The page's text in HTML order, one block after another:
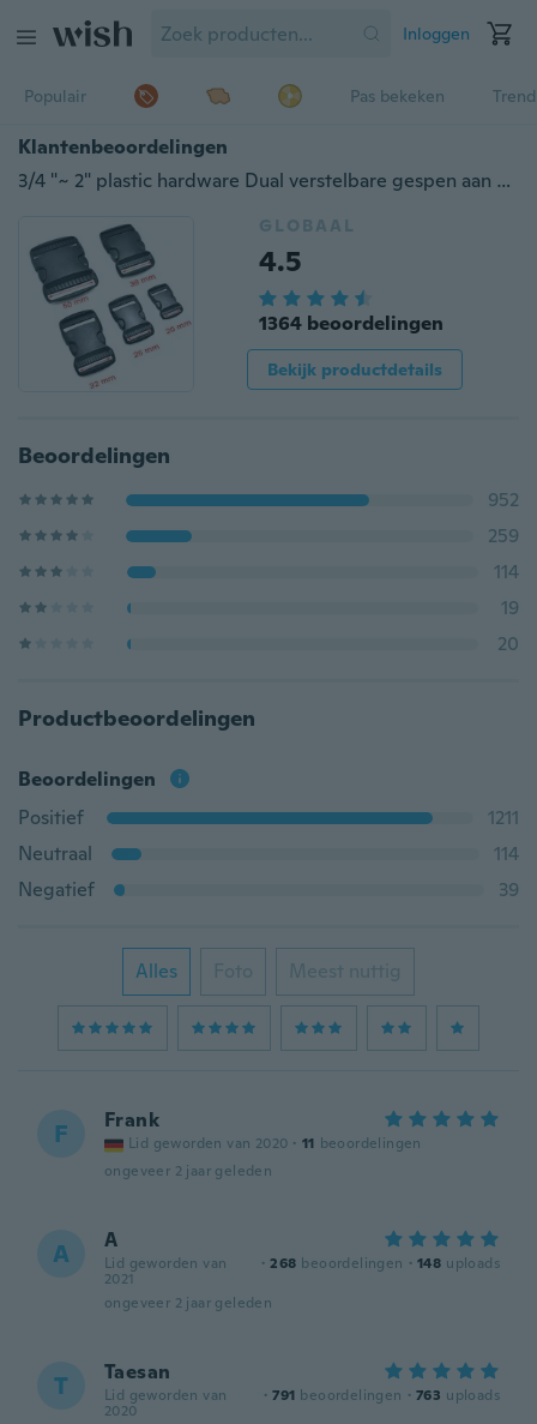
Inloggen
Populair Pas bekeken
Klantenbeoordelingen
3/4 "~ 2" plastic hardware Dual verstelbare gespen aan de zijkant Molle Tatical rugzak riemtas onderdelen riem singelband
GLOBAAL
4.5
1364 beoordelingen
Bekijk productdetails
Beoordelingen
952
259
114
19
20
Productbeoordelingen
Beoordelingen
Positief
1211
Neutraal
114
Negatief
39
Alles Foto Meest nuttig
F Frank
Lid geworden van 2020 · 11 beoordelingen
ongeveer 2 jaar geleden
A A
Lid geworden van
2021
· 268 beoordelingen · 148 uploads
ongeveer 2 jaar geleden
T Taesan
Lid geworden van
2020
· 791 beoordelingen · 763 uploads